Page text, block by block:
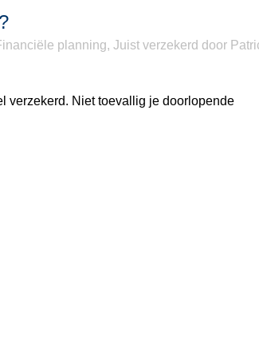
planning, Juist verzekerd door
verzekerd. Niet toevallig je doorlopende